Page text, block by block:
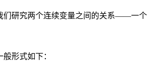
们研究两个连续变量之间的关系——一个
形式如下：